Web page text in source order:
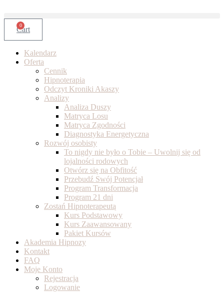
to
content
0
Cart
Kalendarz
Oferta
Cennik
Hipnoterapia
Odczyt Kroniki Akaszy
Analizy
Analiza Duszy
Matryca Losu
Matryca Zgodności
Diagnostyka Energetyczna
Rozwój osobisty
To nigdy nie było o Tobie – Uwolnij się od
lojalności rodowych
Otwórz się na Obfitość
Przebudź Swój Potencjał
Program Transformacja
Program 21 dni
Zostań Hipnoterapeutą
Kurs Podstawowy
Kurs Zaawansowany
Pakiet Kursów
Akademia Hipnozy
Kontakt
FAQ
Moje Konto
Rejestracja
Logowanie